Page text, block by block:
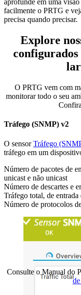
aprofunde em uma
facilmente o PRTG e
precisa quando precisar.
Explore
configurados
O PRTG vem com
monitorar todo o seu
Tráfego (SNMP) v2
O sensorTráfego
tráfego em um
Número de pacotes de
unicast e não unicast
Número de descartes e
Tráfego total, de entrada
Número de protocolos
Consulte o Manual do